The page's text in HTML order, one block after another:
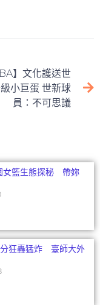
】文化護送世
小巨蛋 世新球
員：不可思議
女籃生態探秘 帶妳
分狂轟猛炸 臺師大外